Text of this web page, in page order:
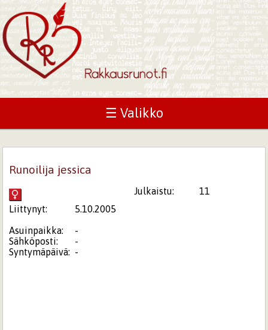
☰ Valikko
Runoilija jessica
Julkaistu:
11
Liittynyt:
5.10.2005
Asuinpaikka:
-
Sähköposti:
-
Syntymäpäivä: -